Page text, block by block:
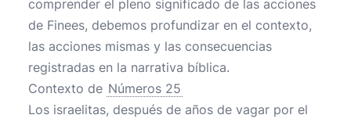
comprender el pleno significado de las acciones
de Finees, debemos profundizar en el contexto,
las acciones mismas y las consecuencias
registradas en la narrativa bíblica.
Contexto de Números 25
Los israelitas, después de años de vagar por el